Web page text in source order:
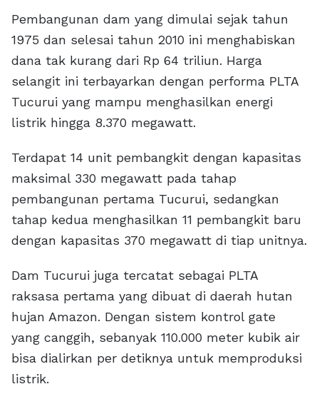
Pembangunan dam yang dimulai sejak tahun
1975 dan selesai tahun 2010 ini menghabiskan
dana tak kurang dari Rp 64 triliun. Harga
selangit ini terbayarkan dengan performa PLTA
Tucurui yang mampu menghasilkan energi
listrik hingga 8.370 megawatt.
Terdapat 14 unit pembangkit dengan kapasitas
maksimal 330 megawatt pada tahap
pembangunan pertama Tucurui, sedangkan
tahap kedua menghasilkan 11 pembangkit baru
dengan kapasitas 370 megawatt di tiap unitnya.
Dam Tucurui juga tercatat sebagai PLTA
raksasa pertama yang dibuat di daerah hutan
hujan Amazon. Dengan sistem kontrol gate
yang canggih, sebanyak 110.000 meter kubik air
bisa dialirkan per detiknya untuk memproduksi
listrik.